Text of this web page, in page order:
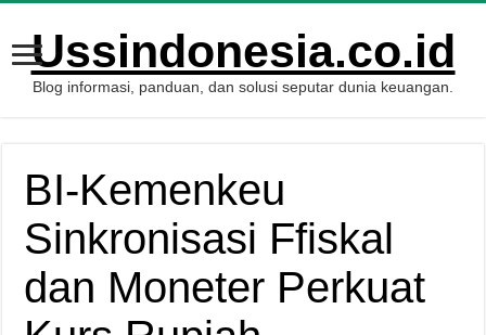
Ussindonesia.co.id
Blog informasi, panduan, dan solusi seputar dunia keuangan.
BI-Kemenkeu
Sinkronisasi Ffiskal
dan Moneter Perkuat